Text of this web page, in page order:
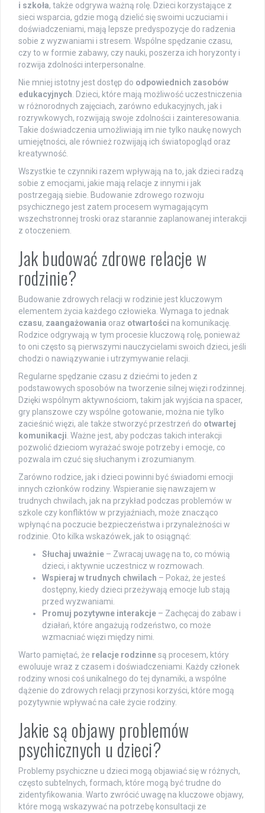
i szkoła, także odgrywa ważną rolę. Dzieci korzystające z
sieci wsparcia, gdzie mogą dzielić się swoimi uczuciami i
doświadczeniami, mają lepsze predyspozycje do radzenia
sobie z wyzwaniami i stresem. Wspólne spędzanie czasu,
czy to w formie zabawy, czy nauki, poszerza ich horyzonty i
rozwija zdolności interpersonalne.
Nie mniej istotny jest dostęp do odpowiednich zasobów
edukacyjnych. Dzieci, które mają możliwość uczestniczenia
w różnorodnych zajęciach, zarówno edukacyjnych, jak i
rozrywkowych, rozwijają swoje zdolności i zainteresowania.
Takie doświadczenia umożliwiają im nie tylko naukę nowych
umiejętności, ale również rozwijają ich światopogląd oraz
kreatywność.
Wszystkie te czynniki razem wpływają na to, jak dzieci radzą
sobie z emocjami, jakie mają relacje z innymi i jak
postrzegają siebie. Budowanie zdrowego rozwoju
psychicznego jest zatem procesem wymagającym
wszechstronnej troski oraz starannie zaplanowanej interakcji
z otoczeniem.
Jak budować zdrowe relacje w
rodzinie?
Budowanie zdrowych relacji w rodzinie jest kluczowym
elementem życia każdego człowieka. Wymaga to jednak
czasu, zaangażowania oraz otwartości na komunikację.
Rodzice odgrywają w tym procesie kluczową rolę, ponieważ
to oni często są pierwszymi nauczycielami swoich dzieci, jeśli
chodzi o nawiązywanie i utrzymywanie relacji.
Regularne spędzanie czasu z dziećmi to jeden z
podstawowych sposobów na tworzenie silnej więzi rodzinnej.
Dzięki wspólnym aktywnościom, takim jak wyjścia na spacer,
gry planszowe czy wspólne gotowanie, można nie tylko
zacieśnić więzi, ale także stworzyć przestrzeń do otwartej
komunikacji. Ważne jest, aby podczas takich interakcji
pozwolić dzieciom wyrażać swoje potrzeby i emocje, co
pozwala im czuć się słuchanym i zrozumianym.
Zarówno rodzice, jak i dzieci powinni być świadomi emocji
innych członków rodziny. Wspieranie się nawzajem w
trudnych chwilach, jak na przykład podczas problemów w
szkole czy konfliktów w przyjaźniach, może znacząco
wpłynąć na poczucie bezpieczeństwa i przynależności w
rodzinie. Oto kilka wskazówek, jak to osiągnąć:
Słuchaj uważnie – Zwracaj uwagę na to, co mówią
dzieci, i aktywnie uczestnicz w rozmowach.
Wspieraj w trudnych chwilach – Pokaż, że jesteś
dostępny, kiedy dzieci przeżywają emocje lub stają
przed wyzwaniami.
Promuj pozytywne interakcje – Zachęcaj do zabaw i
działań, które angażują rodzeństwo, co może
wzmacniać więzi między nimi.
Warto pamiętać, że relacje rodzinnesą procesem, który
ewoluuje wraz z czasem i doświadczeniami. Każdy członek
rodziny wnosi coś unikalnego do tej dynamiki, a wspólne
dążenie do zdrowych relacji przynosi korzyści, które mogą
pozytywnie wpływać na całe życie rodziny.
Jakie są objawy problemów
psychicznych u dzieci?
Problemy psychiczne u dzieci mogą objawiać się w różnych,
często subtelnych, formach, które mogą być trudne do
zidentyfikowania. Warto zwrócić uwagę na kluczowe objawy,
które mogą wskazywać na potrzebę konsultacji ze